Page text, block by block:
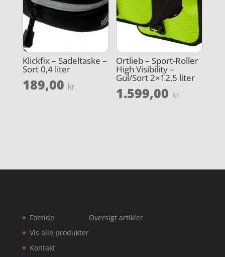
Klickfix – Sadeltaske –
Sort 0,4 liter
189,00 kr.
Ortlieb – Sport-Roller
High Visibility –
Gul/Sort 2×12,5 liter
1.599,00 kr.
Forside
Vis alle produkter
Kontakt
Oversigt artikler